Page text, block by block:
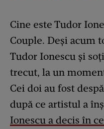
Cine este Tudor
Couple. Deși acum
Tudor Ionescu și
trecut, la un
Cei doi au fost
după ce artistul a
Ionescu a decis în